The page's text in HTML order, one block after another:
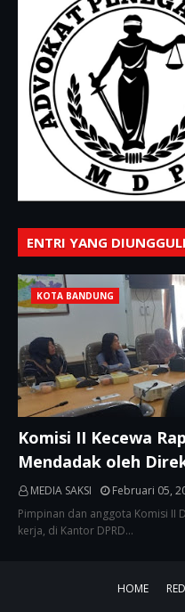
ENTRI YANG
KOTA BANDUNG
Komisi II Kecewa
Mendadak oleh
MEDIA SAKSI
Februari 05,
Pimpinan dan anggota Komisi II
kerja, di Kantor DPRD…
HOME